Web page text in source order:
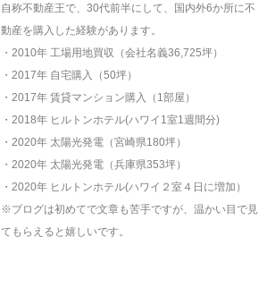
自称不動産王で、30代前半にして、国内外6か所に不
動産を購入した経験があります。
・2010年 工場用地買収（会社名義36,725坪）
・2017年 自宅購入（50坪）
・2017年 賃貸マンション購入（1部屋）
・2018年 ヒルトンホテル(ハワイ1室1週間分)
・2020年 太陽光発電（宮崎県180坪）
・2020年 太陽光発電（兵庫県353坪）
・2020年 ヒルトンホテル(ハワイ２室４日に増加）
※ブログは初めてで文章も苦手ですが、温かい目で見
てもらえると嬉しいです。